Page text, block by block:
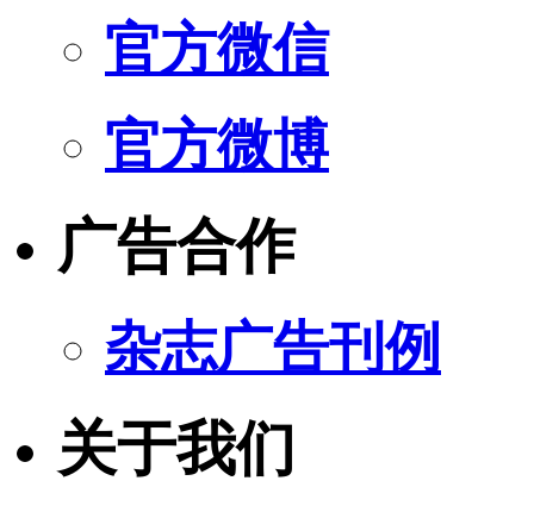
官方微信
官方微博
广告合作
杂志广告刊例
关于我们